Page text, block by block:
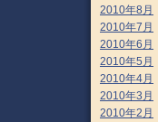
2010年8月
2010年7月
2010年6月
2010年5月
2010年4月
2010年3月
2010年2月